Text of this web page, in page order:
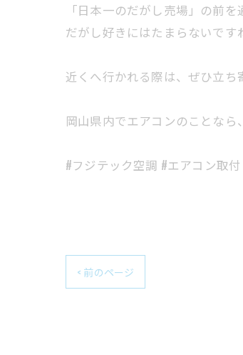
「日本一のだがし売場」の前を
だがし好きにはたまらないです
近くへ行かれる際は、ぜひ立
岡山県内でエアコンのことなら
#フジテック空調 #エアコン取
< 前のページ